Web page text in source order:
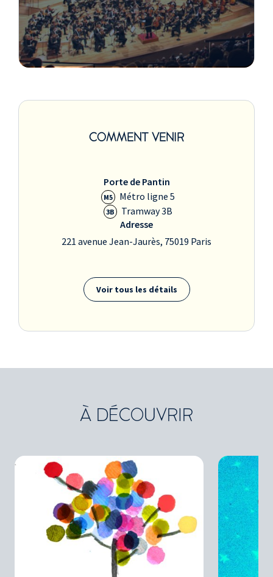
COMMENT VENIR
Porte de Pantin
M5 Métro ligne 5
3B
Tramway 3B
Adresse
221 avenue Jean-Jaurès, 75019 Paris
Voir tous les détails
À DÉCOUVRIR